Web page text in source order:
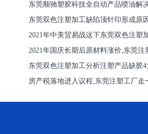
东莞顺驰塑胶科技全自动产品喷油解
东莞双色注塑加工缺陷顶针印形成原
2021年中美贸易战这下东莞双色注塑
2021年国庆长期后原材料涨价,东莞
东莞双色注塑加工分析注塑产品缺胶4
房产税落地进入议程,东莞注塑工厂走